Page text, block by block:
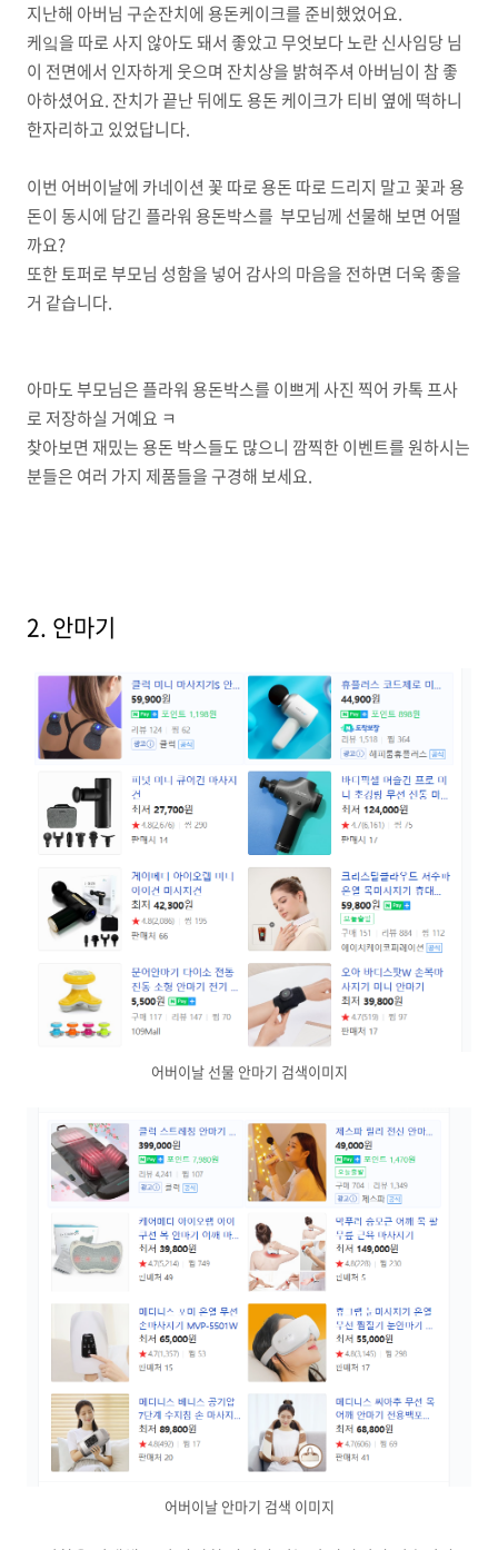
지난해 아버님 구순잔치에 용돈케이크를 준비했었어요.
케잌을 따로 사지 않아도 돼서 좋았고 무엇보다 노란 신사임당 님
이 전면에서 인자하게 웃으며 잔치상을 밝혀주셔 아버님이 참 좋
아하셨어요. 잔치가 끝난 뒤에도 용돈 케이크가 티비 옆에 떡하니
한자리하고 있었답니다.
이번 어버이날에 카네이션 꽃 따로 용돈 따로 드리지 말고 꽃과 용
돈이 동시에 담긴 플라워 용돈박스를 부모님께 선물해 보면 어떨
까요?
또한 토퍼로 부모님 성함을 넣어 감사의 마음을 전하면 더욱 좋을
거 같습니다.
아마도 부모님은 플라워 용돈박스를 이쁘게 사진 찍어 카톡 프사
로 저장하실 거예요 ㅋ
찾아보면 재밌는 용돈 박스들도 많으니 깜찍한 이벤트를 원하시는
분들은 여러 가지 제품들을 구경해 보세요.
2. 안마기
어버이날 선물 안마기 검색이미지
어버이날 안마기 검색 이미지